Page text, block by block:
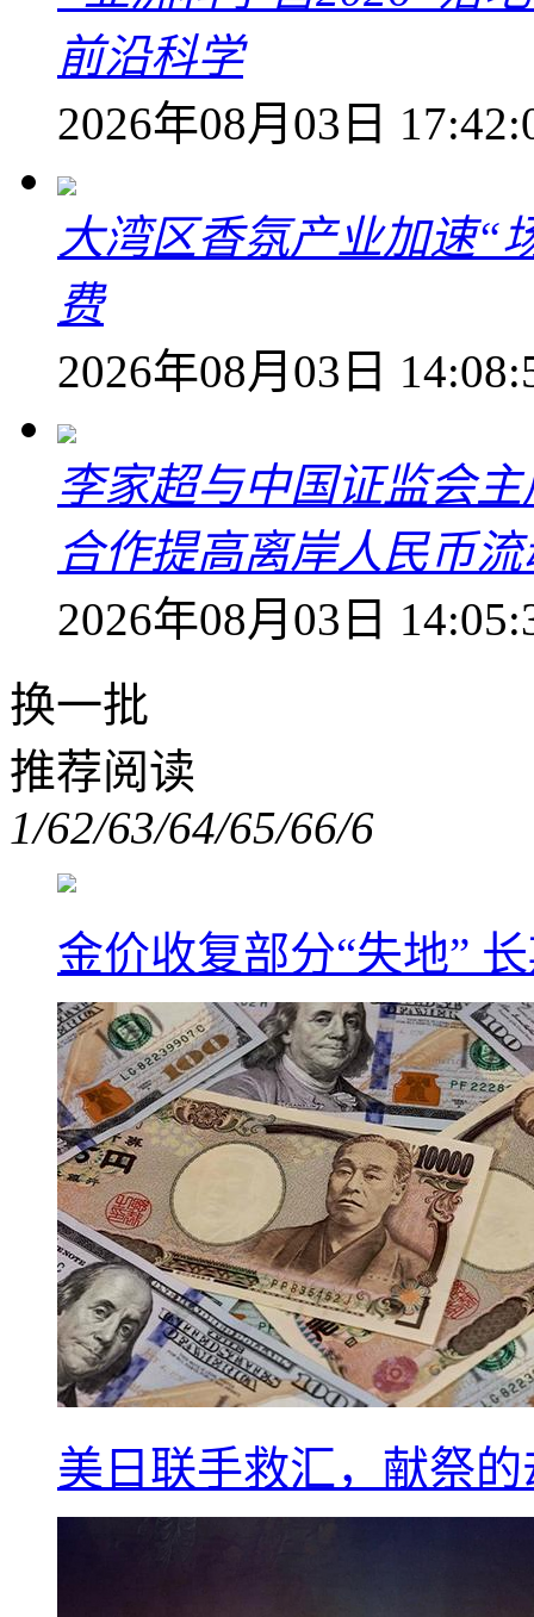
前沿科学
2026年08月03日
大湾区香氛产业加速“
费
2026年08月03日
李家超与中国证监会
合作提高离岸人民币
2026年08月03日
换一批
推荐阅读
1/62/63/64/65/66/6
金价收复部分“失地”
美日联手救汇，献祭